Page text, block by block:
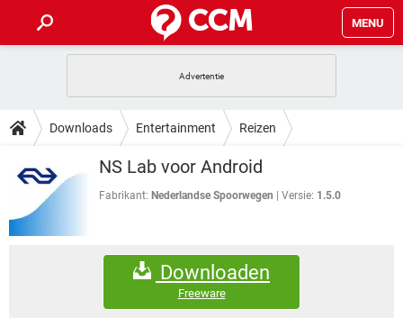
MENU
INSTAGRAM WINDOWS 10
CORONAVIRUS
GRATIS SNAPCHAT
HOW-TO
VIDEOBELLEN GAMES
INSTAGRAM
NETFLIX
VIDEOBELLEN GAMES
CORONAVIRUS
SNAPCHAT
FORUM
WINDOWS 10
CORONAVIRUS
GAMES
Downloads Entertainment Reizen
NS Lab voor Android
Fabrikant: Nederlandse Spoorwegen Versie: 1.5.0
Downloaden
Freeware